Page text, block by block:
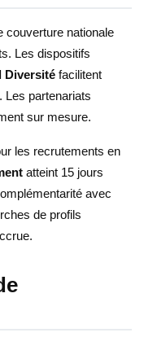
couverture nationale
Les dispositifs
Diversité facilitent
Les partenariats
sur mesure.
les recrutements en
atteint 15 jours
avec
de profils